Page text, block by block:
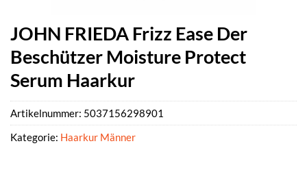
JOHN FRIEDA Frizz Ease Der
Beschützer Moisture Protect
Serum Haarkur
Artikelnummer: 5037156298901
Kategorie: Haarkur Männer